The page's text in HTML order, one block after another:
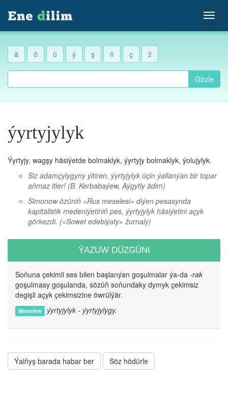
ä ö ü ý ş ň ç ž
Gözle
ýyrtyjylyk
Ýyrtyjy, wagşy häsiýetde bolmaklyk, ýyrtyjy bolmaklyk, ýolujylyk.
Siz adamçylygyny ýitiren, ýyrtyjylyk üçin ýallanýan bir topar
aňmaz itler! (B. Kerbabaýew, Aýgytly ädim)
Simonow özüniň «Rus meselesi» diýen pesasynda
kapitalistik medeniýetiniň pes, ýyrtyjylyk häsiýetini açyk
görkezdi. («Sowet edebiýaty» žurnaly)
ÝAZUW DÜZGÜNI
Soňuna çekimli ses bilen başlanýan goşulmalar ýa-da -rak
goşulmasy goşulanda, sözüň soňundaky dymyk çekimsiz
degişli açyk çekimsizine öwrülýär.
Meselem ýyrtyjylyk - ýyrtyjylygy.
Ýalňyş barada habar ber Söz hödürle